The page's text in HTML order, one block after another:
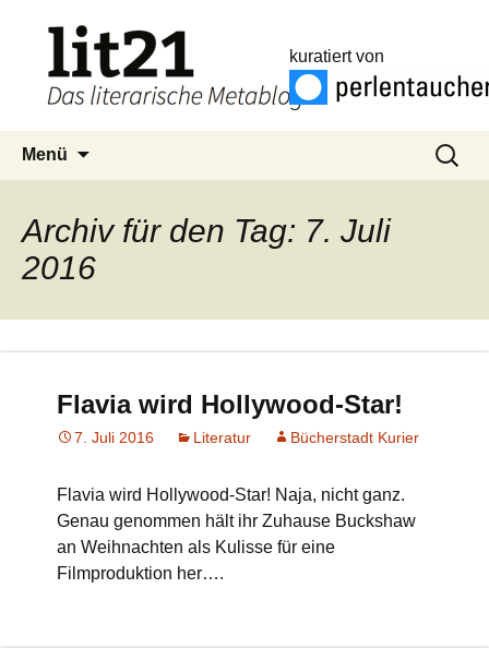
kuratiert von
Menü
Suchen
nach:
Archiv für den Tag: 7. Juli
2016
Flavia wird Hollywood-Star!
7. Juli 2016 Literatur Bücherstadt Kurier
Flavia wird Hollywood-Star! Naja, nicht ganz.
Genau genommen hält ihr Zuhause Buckshaw
an Weihnachten als Kulisse für eine
Filmproduktion her….